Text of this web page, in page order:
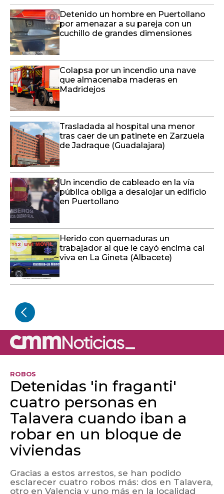
Detenido un hombre en Puertollano
por amenazar a su pareja con un
cuchillo de grandes dimensiones
Colapsa por un incendio una nave
que almacenaba maderas en
Madridejos
Trasladada al hospital una menor
tras caer de un patinete en Zarzuela
de Jadraque (Guadalajara)
Un incendio de cableado en la vía
pública obliga a desalojar un edificio
en Puertollano
Herido con quemaduras un
trabajador al que le cayó encima cal
viva en La Gineta (Albacete)
ROBOS
Detenidas 'in fraganti'
cuatro personas en
Talavera cuando iban a
robar en un bloque de
viviendas
Gracias a estos arrestos, se han podido
esclarecer cuatro robos más: dos en Talavera,
otro en Valencia y uno más en la localidad